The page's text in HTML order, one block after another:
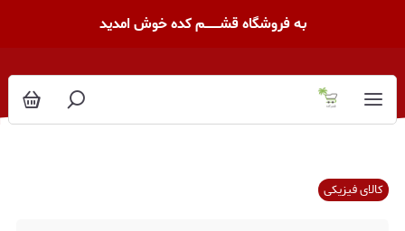
به فروشگاه قشــــــــم کده خوش امدید
کالای فیزیکی